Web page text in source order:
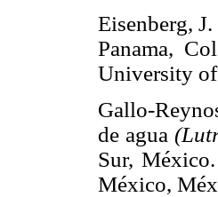
Eisenberg,
Panama,
University
Gallo-
de agua
Sur,
México,